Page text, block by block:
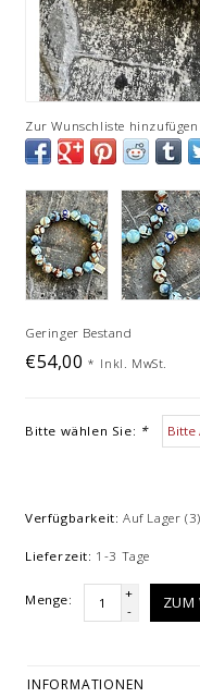
Zur Wunschliste hinzufügen
Geringer Bestand
€54,00* Inkl. MwSt.
Bitte wählen Sie: *
Verfügbarkeit: Auf Lager(3)
Lieferzeit: 1-3 Tage
Menge:
+
-
ZUM
INFORMATIONEN